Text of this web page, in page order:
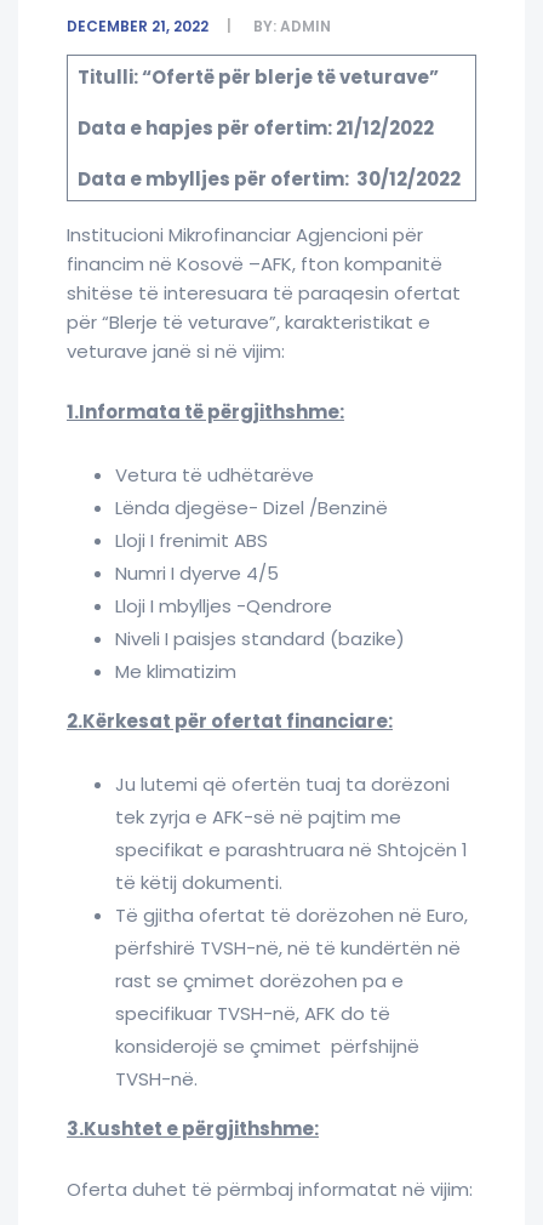
DECEMBER 21, 2022 BY:ADMIN
Titulli: “Ofertë për blerje të veturave”
Data e hapjes për ofertim: 21/12/2022
Data e mbylljes për ofertim: 30/12/2022
Institucioni Mikrofinanciar Agjencioni për
financim në Kosovë –AFK, fton kompanitë
shitëse të interesuara të paraqesin ofertat
për “Blerje të veturave”, karakteristikat e
veturave janë si në vijim:
1.Informata të përgjithshme:
Vetura të udhëtarëve
Lënda djegëse- Dizel /Benzinë
Lloji I frenimit ABS
Numri I dyerve 4/5
Lloji I mbylljes -Qendrore
Niveli I paisjes standard (bazike)
Me klimatizim
2.Kërkesat për ofertat financiare:
Ju lutemi që ofertën tuaj ta dorëzoni
tek zyrja e AFK-së në pajtim me
specifikat e parashtruara në Shtojcën 1
të këtij dokumenti.
Të gjitha ofertat të dorëzohen në Euro,
përfshirë TVSH-në, në të kundërtën në
rast se çmimet dorëzohen pa e
specifikuar TVSH-në, AFK do të
konsiderojë se çmimet përfshijnë
TVSH-në.
3.Kushtet e përgjithshme:
Oferta duhet të përmbaj informatat në vijim: